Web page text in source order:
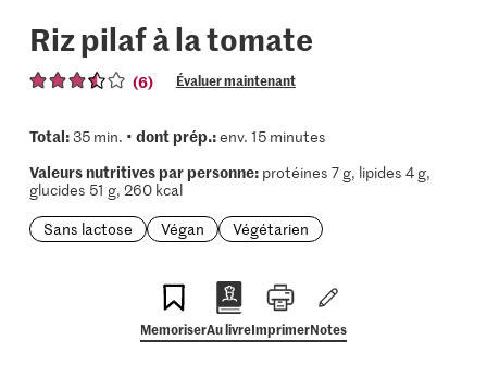
Riz pilaf à la tomate
(6) Évaluer maintenant
Total:35 min. • dont prép.:env. 15 minutes
Valeurs nutritives par personne:protéines 7 g, lipides 4 g,
glucides 51 g, 260 kcal
Sans lactose
Végan Végétarien
MemoriserAu livreImprimerNotes